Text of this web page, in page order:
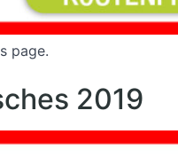
page.
2019